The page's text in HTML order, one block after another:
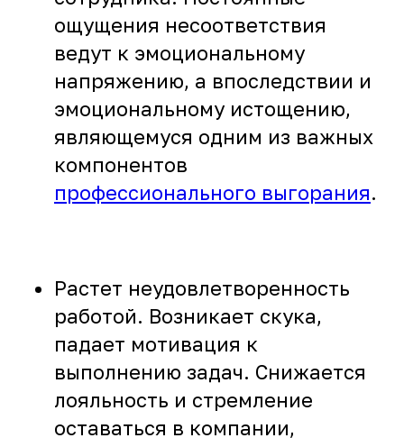
ощущения несоответствия
ведут к эмоциональному
напряжению, а впоследствии и
эмоциональному истощению,
являющемуся одним из важных
компонентов
профессионального выгорания.
Растет неудовлетворенность
работой. Возникает скука,
падает мотивация к
выполнению задач. Снижается
лояльность и стремление
оставаться в компании,